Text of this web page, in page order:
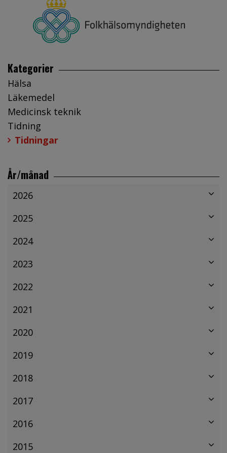
Kategorier
Hälsa
Läkemedel
Medicinsk teknik
Tidning
Tidningar
År/månad
2026
2025
2024
2023
2022
2021
2020
2019
2018
2017
2016
2015